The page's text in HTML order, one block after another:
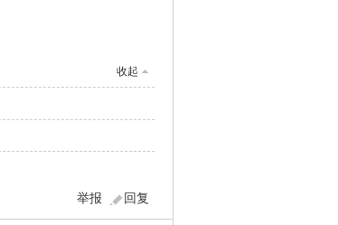
收起
回复
举报